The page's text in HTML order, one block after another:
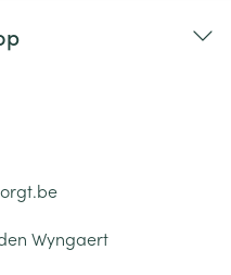
Wyngaert